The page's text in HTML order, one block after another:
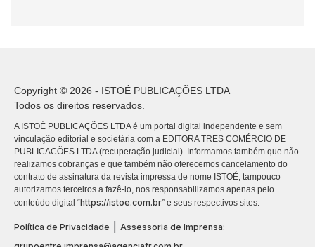
Copyright © 2026 - ISTOÉ PUBLICAÇÕES LTDA
Todos os direitos reservados.
A ISTOÉ PUBLICAÇÕES LTDA é um portal digital independente e sem
vinculação editorial e societária com a EDITORA TRES COMÉRCIO DE
PUBLICACÕES LTDA (recuperação judicial). Informamos também que não
realizamos cobranças e que também não oferecemos cancelamento do
contrato de assinatura da revista impressa de nome ISTOÉ, tampouco
autorizamos terceiros a fazê-lo, nos responsabilizamos apenas pelo
conteúdo digital “https://istoe.com.br” e seus respectivos sites.
Política de Privacidade
Assessoria de Imprensa: